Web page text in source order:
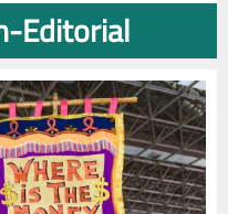
Editorial